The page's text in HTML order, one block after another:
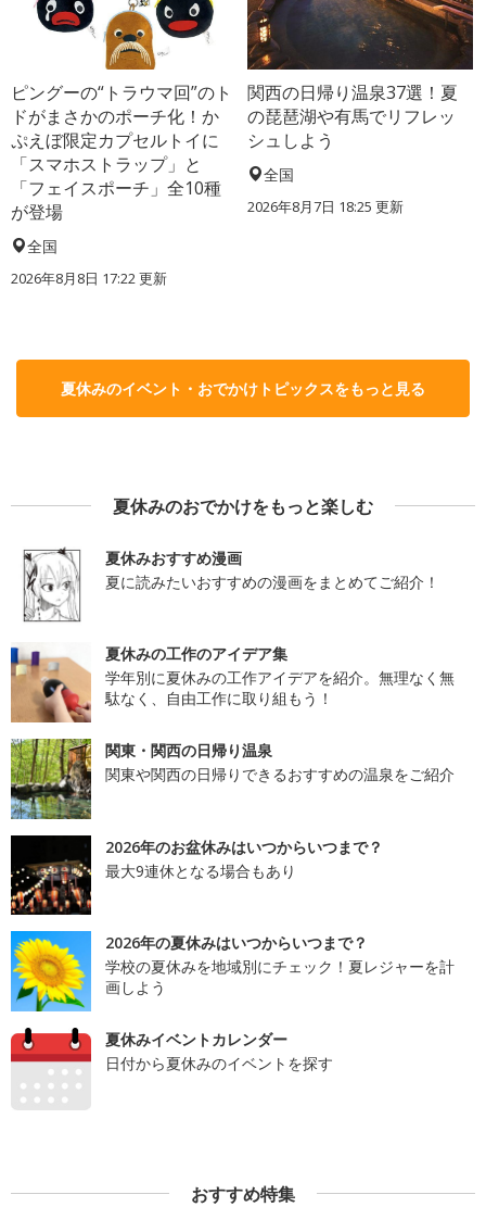
ピングーの“トラウマ回”のト
ドがまさかのポーチ化！か
ぷえぼ限定カプセルトイに
「スマホストラップ」と
「フェイスポーチ」全10種
が登場
全国
2026年8月8日 17:22更新
関西の日帰り温泉37選！夏
の琵琶湖や有馬でリフレッ
シュしよう
全国
2026年8月7日 18:25 更新
夏休みのイベント・おでかけトピックスをもっと見る
夏休みのおでかけをもっと楽しむ
夏休みおすすめ漫画
夏に読みたいおすすめの漫画をまとめてご紹介！
夏休みの工作のアイデア集
学年別に夏休みの工作アイデアを紹介。無理なく無
駄なく、自由工作に取り組もう！
関東・関西の日帰り温泉
関東や関西の日帰りできるおすすめの温泉をご紹介
2026年のお盆休みはいつからいつまで？
最大9連休となる場合もあり
2026年の夏休みはいつからいつまで？
学校の夏休みを地域別にチェック！夏レジャーを計
画しよう
夏休みイベントカレンダー
日付から夏休みのイベントを探す
おすすめ特集